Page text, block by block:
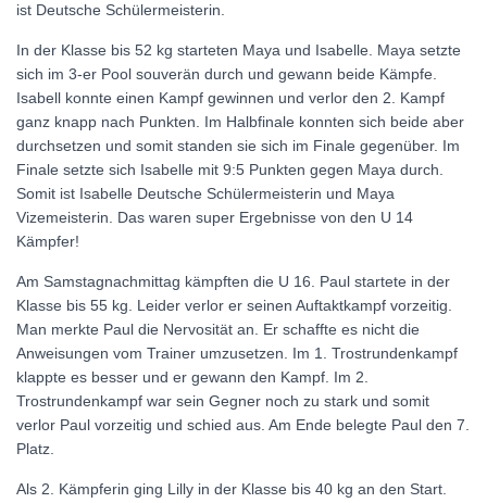
ist Deutsche Schülermeisterin.
In der Klasse bis 52 kg starteten Maya und Isabelle. Maya setzte
sich im 3-er Pool souverän durch und gewann beide Kämpfe.
Isabell konnte einen Kampf gewinnen und verlor den 2. Kampf
ganz knapp nach Punkten. Im Halbfinale konnten sich beide aber
durchsetzen und somit standen sie sich im Finale gegenüber. Im
Finale setzte sich Isabelle mit 9:5 Punkten gegen Maya durch.
Somit ist Isabelle Deutsche Schülermeisterin und Maya
Vizemeisterin. Das waren super Ergebnisse von den U 14
Kämpfer!
Am Samstagnachmittag kämpften die U 16. Paul startete in der
Klasse bis 55 kg. Leider verlor er seinen Auftaktkampf vorzeitig.
Man merkte Paul die Nervosität an. Er schaffte es nicht die
Anweisungen vom Trainer umzusetzen. Im 1. Trostrundenkampf
klappte es besser und er gewann den Kampf. Im 2.
Trostrundenkampf war sein Gegner noch zu stark und somit
verlor Paul vorzeitig und schied aus. Am Ende belegte Paul den 7.
Platz.
Als 2. Kämpferin ging Lilly in der Klasse bis 40 kg an den Start.